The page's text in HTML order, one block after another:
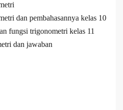
dan pembahasannya kelas 10
fungsi trigonometri kelas 11
dan jawaban